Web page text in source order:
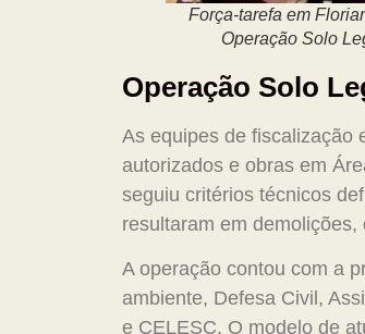
Força-tarefa em
Operação Solo
Operação Solo
As equipes de fiscalização
autorizados e obras em
seguiu critérios técnicos
resultaram em
A operação contou com a
ambiente, Defesa Civil,
e CELESC. O modelo de